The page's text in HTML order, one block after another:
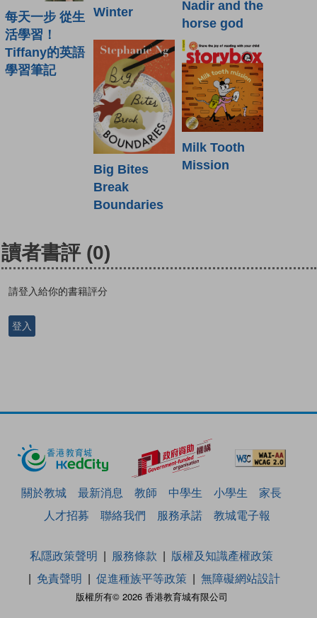
每天一步 從生
活學習！
Tiffany的英語
學習筆記
Winter
Nadir and the
horse god
Big Bites
Break
Boundaries
Milk Tooth
Mission
讀者書評 (0)
請登入給你的書籍評分
登入
關於教城 最新消息 教師 中學生 小學生
家長
人才招募
聯絡我們 服務承諾 教城電子報
版權所有© 2026 香港教育城有限公司
私隱政策聲明 服務條款
版權及知識產權政策
免責聲明
促進種族平等政策 無障礙網站設計